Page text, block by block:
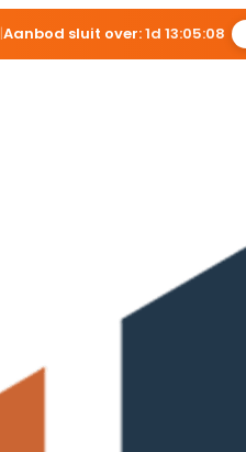
|Aanbod sluit over:1d 13:05:06